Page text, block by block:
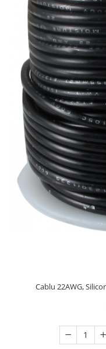
MULTIMATERIAL
Cablu 22AWG,